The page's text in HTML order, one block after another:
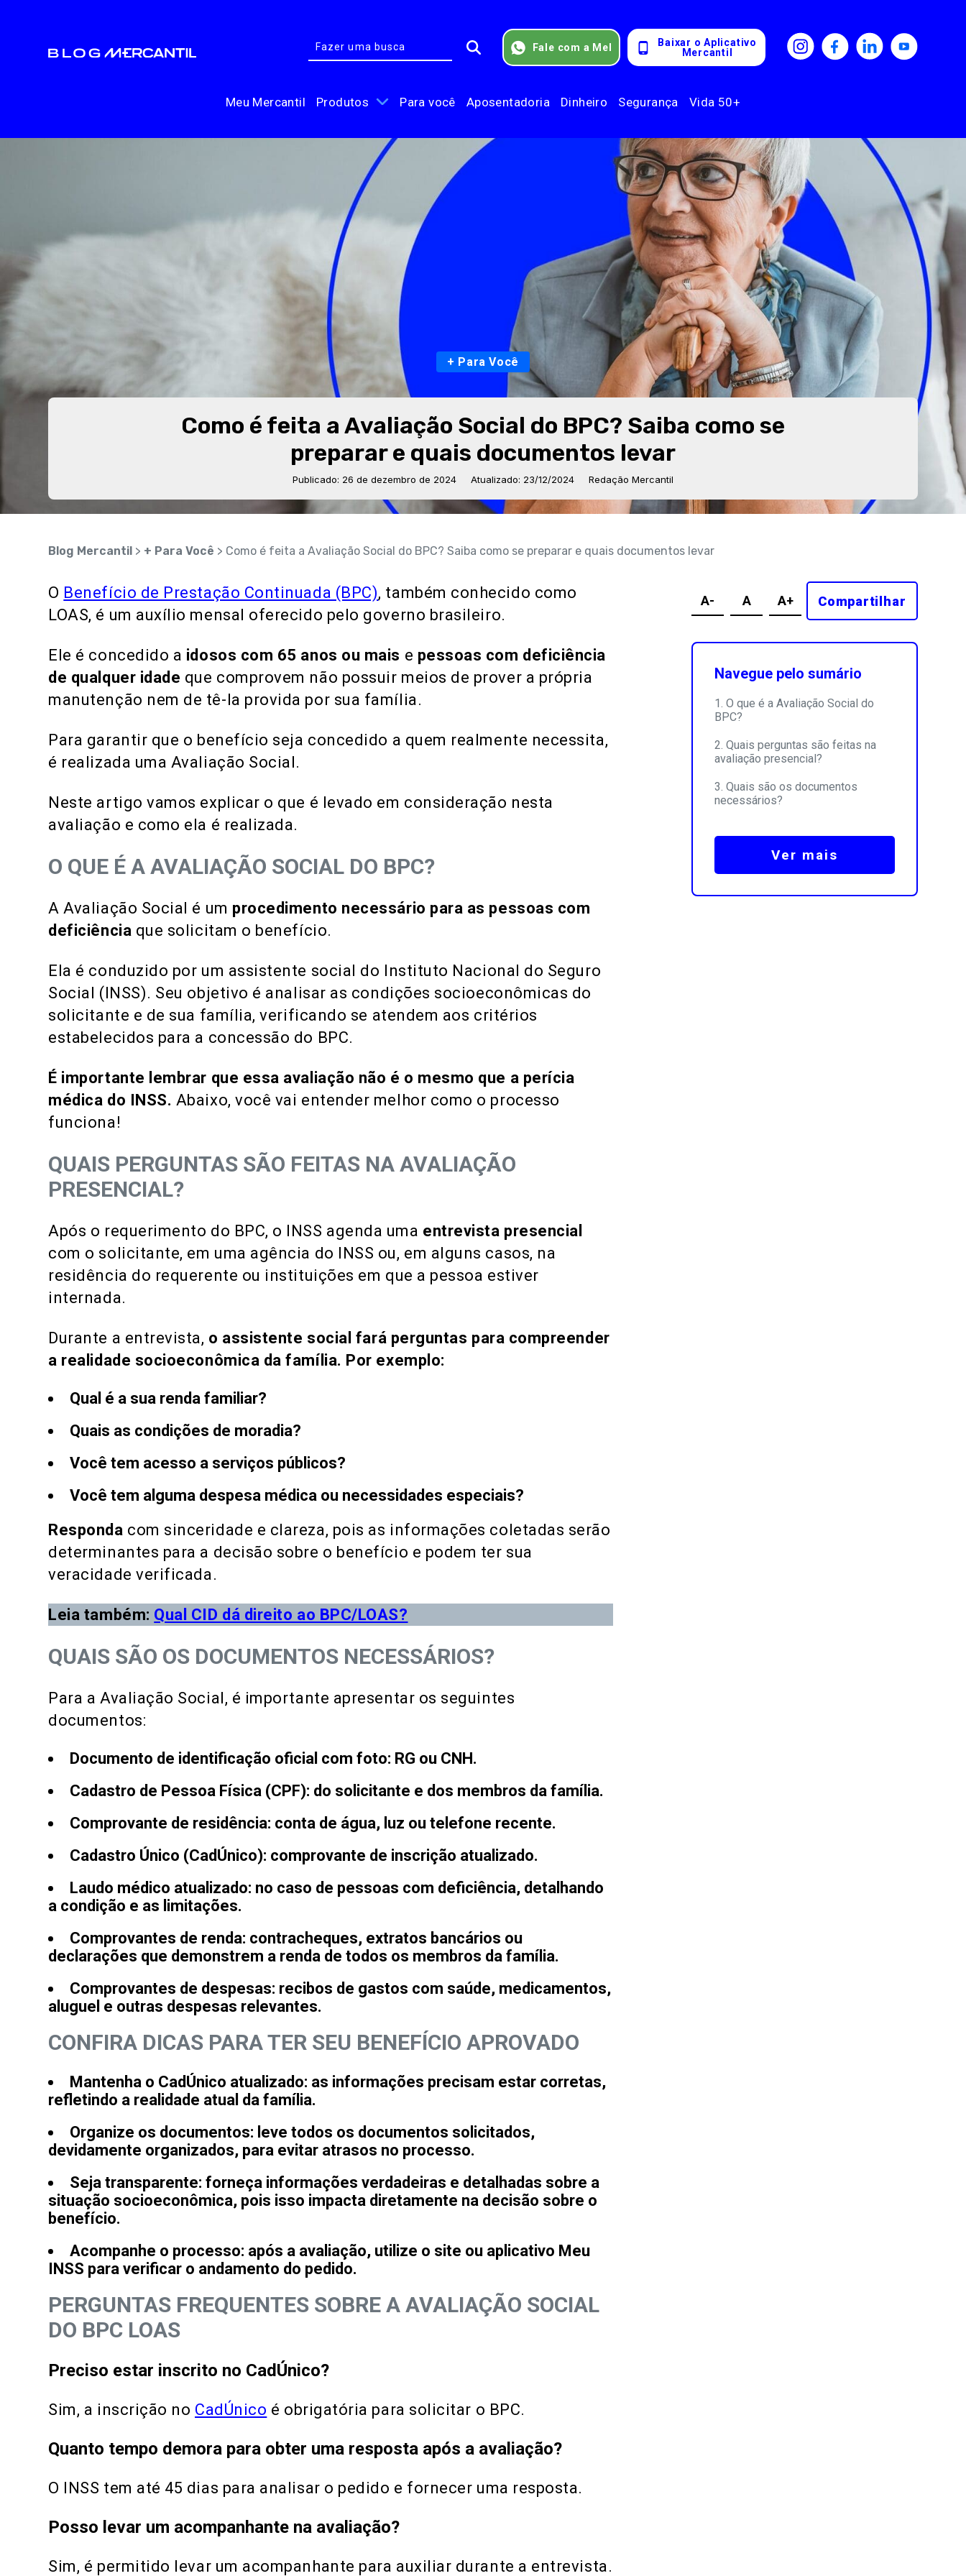
Fale com a Mel
Baixar o Aplicativo
Mercantil
Meu Mercantil Produtos Para você Aposentadoria Dinheiro Segurança Vida 50+
+ Para Você
Como é feita a Avaliação Social do BPC? Saiba como se
preparar e quais documentos levar
Publicado: 26 de dezembro de 2024 Atualizado: 23/12/2024 Redação Mercantil
Blog Mercantil > + Para Você > Como é feita a Avaliação Social do BPC? Saiba como se preparar e quais documentos levar
O Benefício de Prestação Continuada (BPC), também conhecido como
LOAS, é um auxílio mensal oferecido pelo governo brasileiro.
Ele é concedido a idosos com 65 anos ou mais e pessoas com deficiência
de qualquer idade que comprovem não possuir meios de prover a própria
manutenção nem de tê-la provida por sua família.
Para garantir que o benefício seja concedido a quem realmente necessita,
é realizada uma Avaliação Social.
Neste artigo vamos explicar o que é levado em consideração nesta
avaliação e como ela é realizada.
O QUE É A AVALIAÇÃO SOCIAL DO BPC?
A Avaliação Social é um procedimento necessário para as pessoas com
deficiência que solicitam o benefício.
Ela é conduzido por um assistente social do Instituto Nacional do Seguro
Social (INSS). Seu objetivo é analisar as condições socioeconômicas do
solicitante e de sua família, verificando se atendem aos critérios
estabelecidos para a concessão do BPC.
É importante lembrar que essa avaliação não é o mesmo que a perícia
médica do INSS. Abaixo, você vai entender melhor como o processo
funciona!
QUAIS PERGUNTAS SÃO FEITAS NA AVALIAÇÃO
PRESENCIAL?
Após o requerimento do BPC, o INSS agenda uma entrevista presencial
com o solicitante, em uma agência do INSS ou, em alguns casos, na
residência do requerente ou instituições em que a pessoa estiver
internada.
Durante a entrevista, o assistente social fará perguntas para compreender
a realidade socioeconômica da família. Por exemplo:
Qual é a sua renda familiar?
Quais as condições de moradia?
Você tem acesso a serviços públicos?
Você tem alguma despesa médica ou necessidades especiais?
Responda com sinceridade e clareza, pois as informações coletadas serão
determinantes para a decisão sobre o benefício e podem ter sua
veracidade verificada.
Leia também: Qual CID dá direito ao BPC/LOAS?
QUAIS SÃO OS DOCUMENTOS NECESSÁRIOS?
Para a Avaliação Social, é importante apresentar os seguintes
documentos:
Documento de identificação oficial com foto: RG ou CNH.
Cadastro de Pessoa Física (CPF): do solicitante e dos membros da família.
Comprovante de residência: conta de água, luz ou telefone recente.
Cadastro Único (CadÚnico): comprovante de inscrição atualizado.
Laudo médico atualizado: no caso de pessoas com deficiência, detalhando
a condição e as limitações.
Comprovantes de renda: contracheques, extratos bancários ou
declarações que demonstrem a renda de todos os membros da família.
Comprovantes de despesas: recibos de gastos com saúde, medicamentos,
aluguel e outras despesas relevantes.
CONFIRA DICAS PARA TER SEU BENEFÍCIO APROVADO
Mantenha o CadÚnico atualizado: as informações precisam estar corretas,
refletindo a realidade atual da família.
Organize os documentos: leve todos os documentos solicitados,
devidamente organizados, para evitar atrasos no processo.
Seja transparente: forneça informações verdadeiras e detalhadas sobre a
situação socioeconômica, pois isso impacta diretamente na decisão sobre o
benefício.
Acompanhe o processo: após a avaliação, utilize o site ou aplicativo Meu
INSS para verificar o andamento do pedido.
PERGUNTAS FREQUENTES SOBRE A AVALIAÇÃO SOCIAL
DO BPC LOAS
Preciso estar inscrito no CadÚnico?
Sim, a inscrição no CadÚnico é obrigatória para solicitar o BPC.
Quanto tempo demora para obter uma resposta após a avaliação?
O INSS tem até 45 dias para analisar o pedido e fornecer uma resposta.
Posso levar um acompanhante na avaliação?
Sim, é permitido levar um acompanhante para auxiliar durante a entrevista.
A- A A+ Compartilhar
Navegue pelo sumário
O que é a Avaliação Social do
BPC?
Quais perguntas são feitas na
avaliação presencial?
Quais são os documentos
necessários?
Ver mais